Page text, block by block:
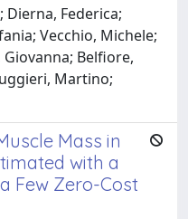
Dierna, Federica;
Vecchio, Michele;
Belfiore,
Martino;
Mass in
with a
Few Zero-Cost